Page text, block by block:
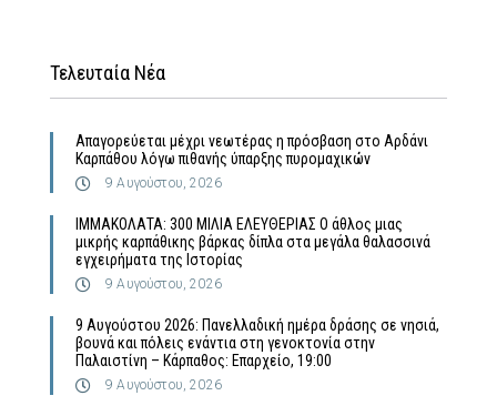
Τελευταία Νέα
Απαγορεύεται μέχρι νεωτέρας η πρόσβαση στο Αρδάνι
Καρπάθου λόγω πιθανής ύπαρξης πυρομαχικών
9 Αυγούστου, 2026
ΙΜΜΑΚΟΛΑΤΑ: 300 ΜΙΛΙΑ ΕΛΕΥΘΕΡΙΑΣ Ο άθλος μιας
μικρής καρπάθικης βάρκας δίπλα στα μεγάλα θαλασσινά
εγχειρήματα της Ιστορίας
9 Αυγούστου, 2026
9 Αυγούστου 2026: Πανελλαδική ημέρα δράσης σε νησιά,
βουνά και πόλεις ενάντια στη γενοκτονία στην
Παλαιστίνη – Κάρπαθος: Επαρχείο, 19:00
9 Αυγούστου, 2026